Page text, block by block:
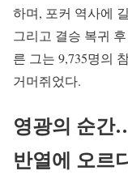
하며, 포커 역사에
그리고 결승 복귀
른 그는 9,735명의
거머쥐었다.
영광의 순간
반열에 오르